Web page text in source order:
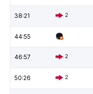
38:21 2
44:55
46:57 2
50:26 2